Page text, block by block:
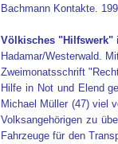
Bachmann Kontakte.
Völkisches "Hilfswerk"
Hadamar/Westerwald.
Zweimonatsschrift
Hilfe in Not und Elend
Michael Müller (47) viel
Volksangehörigen zu
Fahrzeuge für den